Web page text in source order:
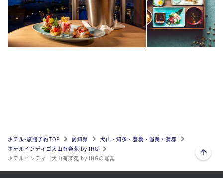
ホテル•旅館予約TOP 愛知県
犬山・知多・豊橋・渥美・蒲郡
ホテルインディゴ犬山有楽苑 by IHG
ホテルインディゴ犬山有楽苑 by IHGの写真
ページトップへ